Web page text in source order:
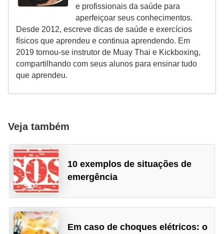
e profissionais da saúde para
aperfeiçoar seus conhecimentos.
Desde 2012, escreve dicas de saúde e exercícios
físicos que aprendeu e continua aprendendo. Em
2019 tornou-se instrutor de Muay Thai e Kickboxing,
compartilhando com seus alunos para ensinar tudo
que aprendeu.
Veja também
10 exemplos de situações de
emergência
Em caso de choques elétricos: o